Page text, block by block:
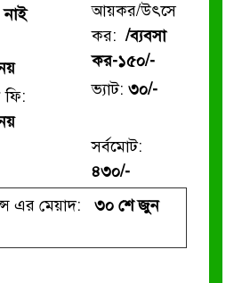
নাই
ফি:
আয়কর/উৎসে
কর:/ব্যবসা
কর-১৫০/-
ভ্যাট: ৩০/-
সর্বমোট:
৪৩০/-
এর মেয়াদ:৩০ শে জুন